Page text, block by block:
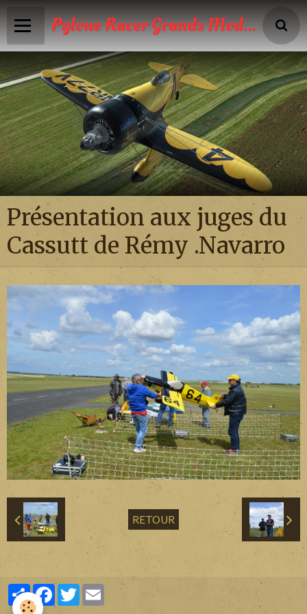
Pylone Racer Grands Modèles
Accueil
Infos
Calendrier
Reportages photos
News
Vidéos
Boutique
Galeries photos
Divers
Liens
Contact
Présentation aux juges du
Cassutt de Rémy .Navarro
RETOUR
PartagerFacebook
Twitter
Email